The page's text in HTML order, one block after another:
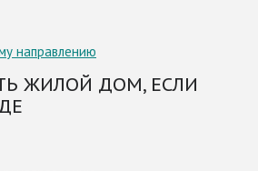
направлению
ЖИЛОЙ ДОМ, ЕСЛИ